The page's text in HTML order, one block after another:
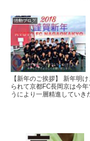
活動ブログ
【新年のご挨拶】 新年明
られて京都FC長岡京は今
うにより一層精進していき